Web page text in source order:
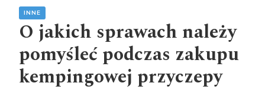
INNE
O jakich sprawach należy
pomyśleć podczas zakupu
kempingowej przyczepy